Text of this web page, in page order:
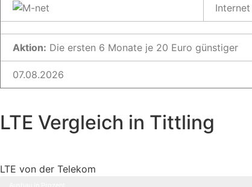
Aktion: Die ersten 6 Monate je 20 Euro günstiger
07.08.2026
LTE Vergleich in Tittling
LTE von der Telekom